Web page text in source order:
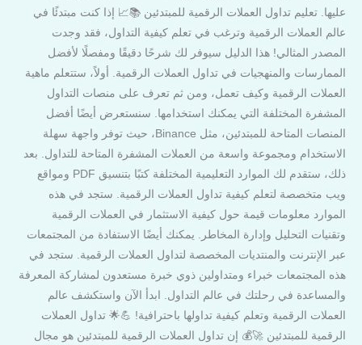
عليها. تعليم تداول العملات الرقمية للمبتدئين 📚📈 إذا كنت مبتدئًا في
عالم العملات الرقمية وترغب في تعلم كيفية التداول، فقد وجدت
المصدر المثالي! هذا الدليل سيوفر لك شرحًا دقيقًا ومفصلًا لأفضل
الممارسات والمنهجيات في تداول العملات الرقمية. أولاً، ستتعلم ماهية
العملات الرقمية وكيف تعمل، ومن ثم تعرف على منصات التداول
المشفرة المختلفة التي يمكنك استخدامها. سنستعرض أيضًا أفضل
المنصات المتاحة للمبتدئين، مثل Binance، حيث توفر واجهة سهلة
الاستخدام ومجموعة واسعة من العملات المشفرة المتاحة للتداول. بعد
ذلك، ستقدم لك الموارد التعليمية المختلفة كتبًا بتنسيق PDF ومواقع
ويب متخصصة لتعلم كيفية تداول العملات الرقمية. ستجد في هذه
الموارد معلومات قيمة حول كيفية الاستثمار في العملات الرقمية
وتقنيات التحليل وإدارة المخاطر. يمكنك أيضًا الاستفادة من المجتمعات
عبر الإنترنت والمنتديات المخصصة لتداول العملات الرقمية. ستجد في
هذه المجتمعات خبراء ومتداولين ذوي خبرة مستعدون لمشاركة المعرفة
والمساعدة في رحلتك في عالم التداول. ابدأ الآن واستكشف عالم
العملات الرقمية وتعلم كيفية تداولها باحترافية! 💪🌟 تداول العملات
الرقمية للمبتدئين 🚀💰 إن تداول العملات الرقمية للمبتدئين هو مجال